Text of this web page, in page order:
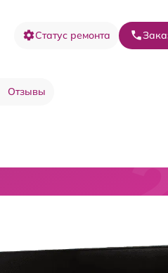
Статус ремонта
Отзывы